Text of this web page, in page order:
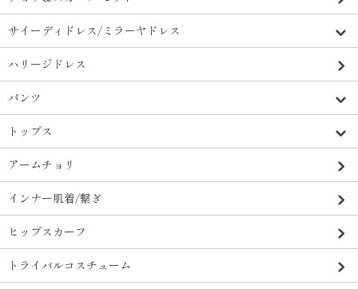
サイーディドレス/ミラーヤドレス
ハリージドレス
パンツ
トップス
アームチョリ
インナー肌着/繋ぎ
ヒップスカーフ
トライバルコスチューム